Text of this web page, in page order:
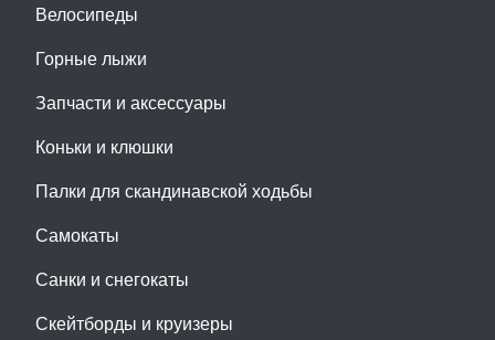
Велосипеды
Горные лыжи
Запчасти и аксессуары
Коньки и клюшки
Палки для скандинавской ходьбы
Самокаты
Санки и снегокаты
Скейтборды и круизеры